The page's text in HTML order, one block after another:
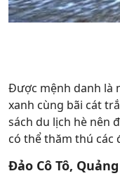
Được mệnh danh là
xanh cùng bãi cát
sách du lịch hè nên
có thể thăm thú các
Đảo Cô Tô,